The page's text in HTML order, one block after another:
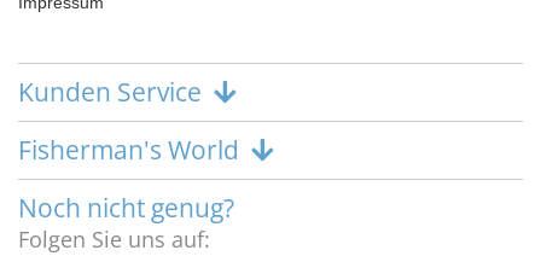
Kunden Service
Fisherman's World
Noch nicht genug?
Folgen Sie uns auf: